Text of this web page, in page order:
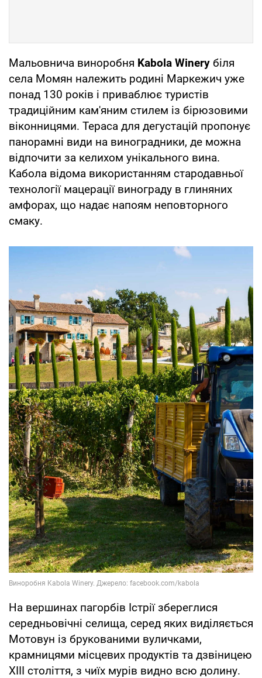
Мальовнича виноробня Kabola Winery біля
села Момян належить родині Маркежич уже
понад 130 років і приваблює туристів
традиційним кам'яним стилем із бірюзовими
віконницями. Тераса для дегустацій пропонує
панорамні види на виноградники, де можна
відпочити за келихом унікального вина.
Кабола відома використанням стародавньої
технології мацерації винограду в глиняних
амфорах, що надає напоям неповторного
смаку.
На вершинах пагорбів Істрії збереглися
середньовічні селища, серед яких виділяється
Мотовун із брукованими вуличками,
крамницями місцевих продуктів та дзвіницею
XIII століття, з чиїх мурів видно всю долину.